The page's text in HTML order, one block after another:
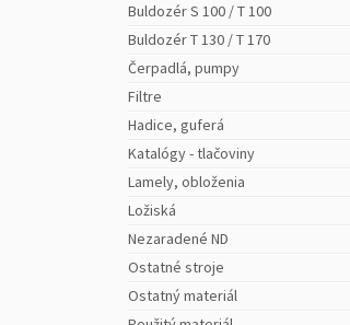
Buldozér S 100 / T 100
Buldozér T 130 / T 170
Čerpadlá, pumpy
Filtre
Hadice, guferá
Katalógy - tlačoviny
Lamely, obloženia
Ložiská
Nezaradené ND
Ostatné stroje
Ostatný materiál